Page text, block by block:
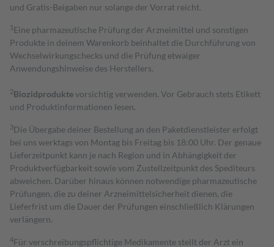
und Gratis-Beigaben nur solange der Vorrat reicht.
1 Eine pharmazeutische Prüfung der Arzneimittel und sonstigen
Produkte in deinem Warenkorb beinhaltet die Durchführung von
Wechselwirkungschecks und die Prüfung etwaiger
Anwendungshinweise des Herstellers.
2Biozidproduktevorsichtig verwenden. Vor Gebrauch stets Etikett
und Produktinformationen lesen.
3Die Übergabe deiner Bestellung an den Paketdienstleister erfolgt
bei uns werktags von Montag bis Freitag bis 18:00 Uhr. Der genaue
Lieferzeitpunkt kann je nach Region und in Abhängigkeit der
Produktverfügbarkeit sowie vom Zustellzeitpunkt des Spediteurs
abweichen. Darüber hinaus können notwendige pharmazeutische
Prüfungen, die zu deiner Arzneimittelsicherheit dienen, die
Lieferfrist um die Dauer der Prüfungen einschließlich Klärungen
verlängern.
4Für verschreibungspflichtige Medikamente stellt der Arzt ein